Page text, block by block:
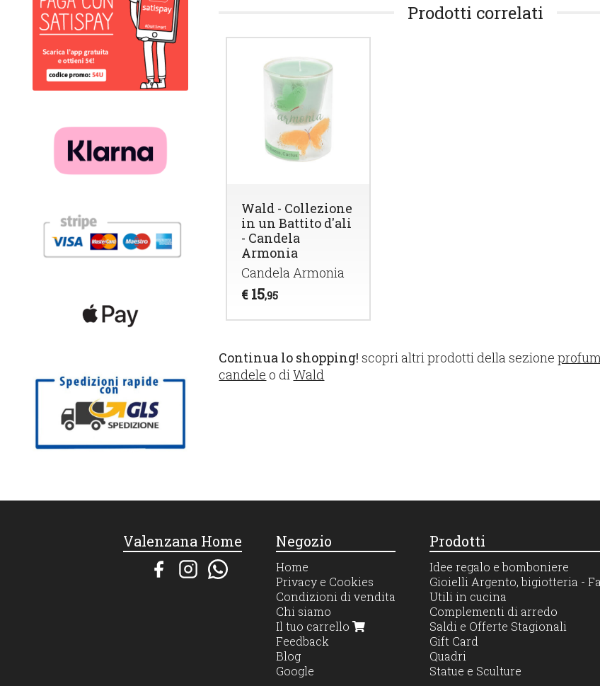
Prodotti correlati
Wald - Collezione
in un Battito d'ali
- Candela
Armonia
Candela Armonia
€ 15,95
Continua lo shopping! scopri altri prodotti della sezione
candele o diWald
Valenzana Home Negozio
Home
Privacy e Cookies
Condizioni di vendita
Chi siamo
Il tuo carrello
Feedback
Blog
Google
Prodotti
Idee regalo e bomboniere
Gioielli Argento, bigiotteria -
Utili in cucina
Complementi di arredo
Saldi e Offerte Stagionali
Gift Card
Quadri
Statue e Sculture